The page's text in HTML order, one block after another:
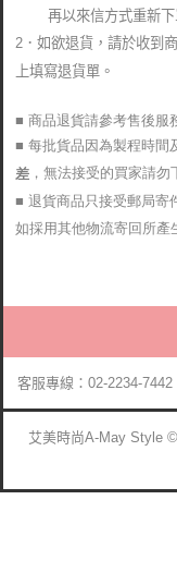
再以來信方式重新下
2．如欲退貨，請於收到
上填寫退貨單。
■ 商品退貨請參考售後服
■ 每批貨品因為製程時間
差 ，無法接受的買家請
■ 退貨商品只接受郵局寄
如採用其他物流寄回所產
客服專線：02-2234-
艾美時尚A-May Style